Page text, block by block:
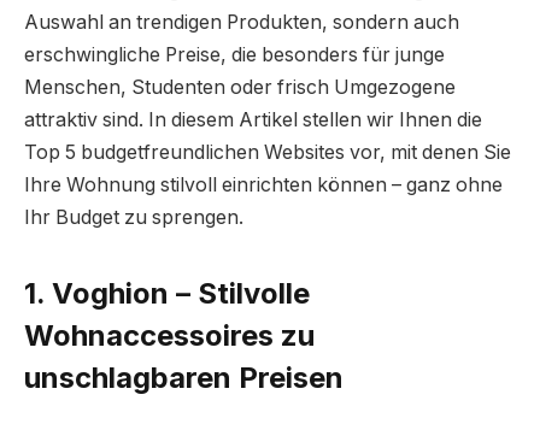
Auswahl an trendigen Produkten, sondern auch
erschwingliche Preise, die besonders für junge
Menschen, Studenten oder frisch Umgezogene
attraktiv sind. In diesem Artikel stellen wir Ihnen die
Top 5 budgetfreundlichen Websites vor, mit denen Sie
Ihre Wohnung stilvoll einrichten können – ganz ohne
Ihr Budget zu sprengen.
1. Voghion – Stilvolle
Wohnaccessoires zu
unschlagbaren Preisen